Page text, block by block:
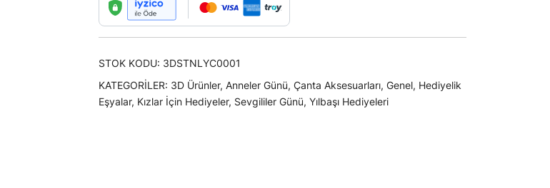
Charm
Anahtarlık
STOK KODU: 3DSTNLYC0001
KATEGORILER: 3D Ürünler, Anneler Günü, Çanta Aksesuarları, Genel, Hediyelik
Eşyalar, Kızlar İçin Hediyeler, Sevgililer Günü, Yılbaşı Hediyeleri